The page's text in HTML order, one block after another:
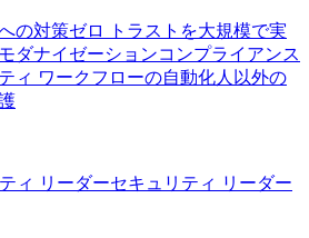
の対策ゼロ トラストを大規模で実
ダナイゼーションコンプライアンス
ィ ワークフローの自動化人以外の
ィ リーダーセキュリティ リーダー